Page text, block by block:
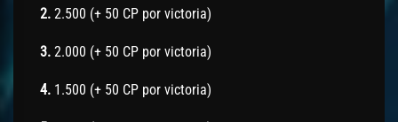
2. 2.500 (+ 50 CP por victoria)
3. 2.000 (+ 50 CP por victoria)
4. 1.500 (+ 50 CP por victoria)